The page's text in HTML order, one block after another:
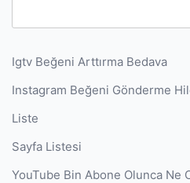
Igtv Beğeni Arttırma Bedava
Instagram Beğeni Gönderme
Liste
Sayfa Listesi
YouTube Bin Abone Olunca Ne